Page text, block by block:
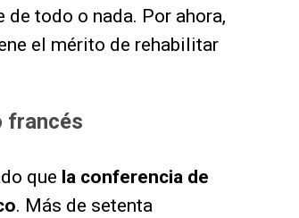
de todo o nada. Por ahora,
el mérito de rehabilitar
francés
que la conferencia de
. Más de setenta